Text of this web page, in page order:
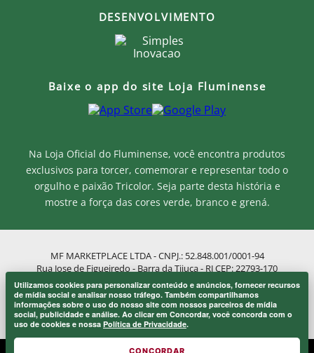
×
Onde eu sou de casa.
Laranjeiras 1902.
Utilizamos cookies para personalizar conteúdo e anúncios, fornecer recursos
de mídia social e analisar nosso tráfego. Também compartilhamos
informações sobre o uso do nosso site com nossos parceiros de mídia
social, publicidade e análise. Ao clicar em Concordar, você concorda com o
uso de cookies e nossa Política de Privacidade.
CONCORDAR
Na Loja Oficial do Fluminense, você encontra produtos
exclusivos para torcer, comemorar e representar todo o
orgulho e paixão Tricolor. Seja parte desta história e
mostre a força das cores verde, branco e grená.
DESENVOLVIMENTO
Baixe o app do site Loja Fluminense
MF MARKETPLACE LTDA - CNPJ.: 52.848.001/0001-94
Rua Jose de Figueiredo - Barra da Tijuca - RJ CEP: 22793-170
Atendimento ao Cliente: atendimento@lojaflu.com.br / (21) 98808-
9954
Atendimento de 8:00h as 12:00h e 14:00h as 17:00h de segunda a
sexta.